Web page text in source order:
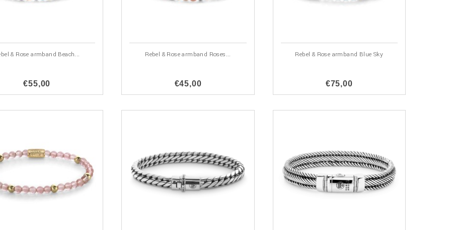
& Rose armband Beach...
€55,00
Rebel & Rose armband Roses...
€45,00
Rebel & Rose armband Blue Sky
€75,00